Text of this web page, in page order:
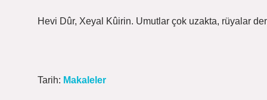
Hevi Dûr, Xeyal Kûirin. Umutlar çok uzakta, rüyalar
Tarih: Makaleler